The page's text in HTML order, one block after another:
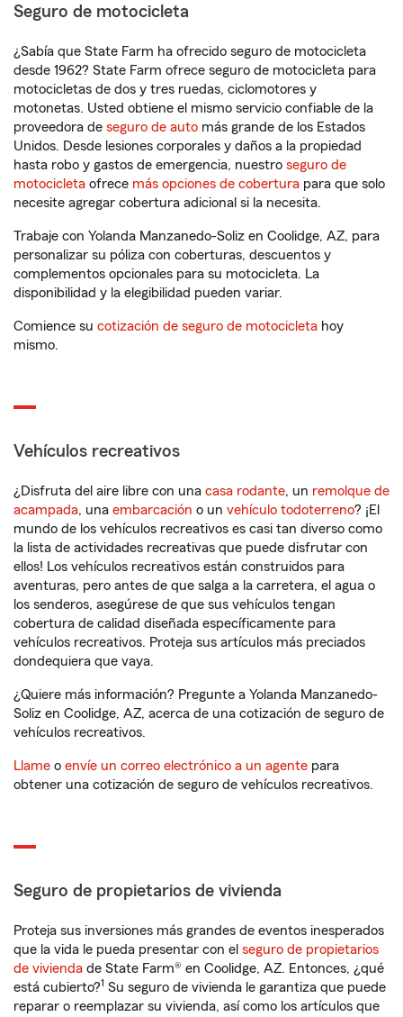
Seguro de motocicleta
¿Sabía que State Farm ha ofrecido seguro de motocicleta
desde 1962? State Farm ofrece seguro de motocicleta para
motocicletas de dos y tres ruedas, ciclomotores y
motonetas. Usted obtiene el mismo servicio confiable de la
proveedora de seguro de auto más grande de los Estados
Unidos. Desde lesiones corporales y daños a la propiedad
hasta robo y gastos de emergencia, nuestro seguro de
motocicleta ofrece más opciones de cobertura para que solo
necesite agregar cobertura adicional si la necesita.
Trabaje con Yolanda Manzanedo-Soliz en Coolidge, AZ, para
personalizar su póliza con coberturas, descuentos y
complementos opcionales para su motocicleta. La
disponibilidad y la elegibilidad pueden variar.
Comience su cotización de seguro de motocicleta hoy
mismo.
Vehículos recreativos
¿Disfruta del aire libre con una casa rodante, un remolque de
acampada, una embarcación o un vehículo todoterreno? ¡El
mundo de los vehículos recreativos es casi tan diverso como
la lista de actividades recreativas que puede disfrutar con
ellos! Los vehículos recreativos están construidos para
aventuras, pero antes de que salga a la carretera, el agua o
los senderos, asegúrese de que sus vehículos tengan
cobertura de calidad diseñada específicamente para
vehículos recreativos. Proteja sus artículos más preciados
dondequiera que vaya.
¿Quiere más información? Pregunte a Yolanda Manzanedo-
Soliz en Coolidge, AZ, acerca de una cotización de seguro de
vehículos recreativos.
Llame o envíe un correo electrónico a un agente para
obtener una cotización de seguro de vehículos recreativos.
Seguro de propietarios de vivienda
Proteja sus inversiones más grandes de eventos inesperados
que la vida le pueda presentar con el seguro de propietarios
de vivienda de State Farm® en Coolidge, AZ. Entonces, ¿qué
está cubierto?1 Su seguro de vivienda le garantiza que puede
reparar o reemplazar su vivienda, así como los artículos que